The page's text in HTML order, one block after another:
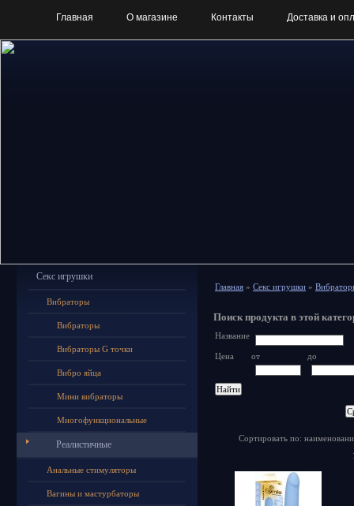
Главная О магазине Контакты Доставка и
Секс игрушки
Вибраторы
Вибраторы
Вибраторы G точки
Вибро яйца
Мини вибраторы
Многофункциональные
Реалистичные
Анальные стимуляторы
Вагины и мастурбаторы
Главная » Секс игрушки »
Поиск продукта в этой
Название
Цена от до
Сортировать по: